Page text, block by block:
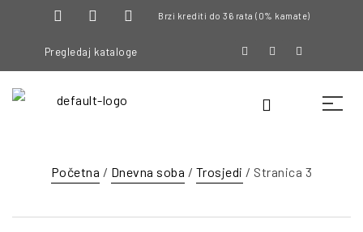
Brzi krediti do 36 rata (0% kamate)
Pregledaj kataloge
Početna / Dnevna soba / Trosjedi / Stranica 3